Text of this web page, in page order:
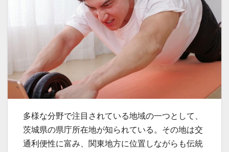
多様な分野で注目されている地域の一つとして、
茨城県の県庁所在地が知られている。 その地は交
通利便性に富み、関東地方に位置しながらも伝統